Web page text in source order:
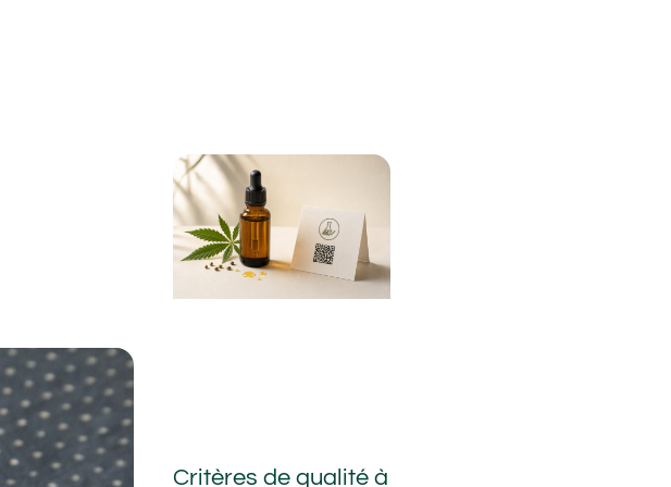
Critères de qualité à